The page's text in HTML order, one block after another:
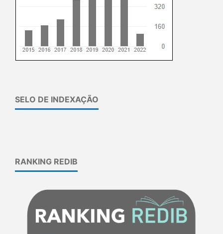
SELO DE INDEXAÇÃO
RANKING REDIB